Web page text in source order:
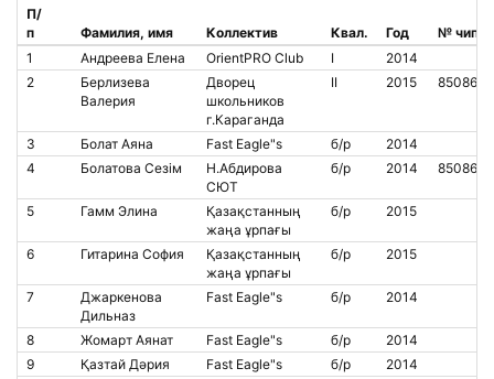
П/
п
Фамилия, имя Коллектив Квал. Год
№ чипа
1
Андреева Елена OrientPRO Club I
2014
2
Берлизева
Валерия
Дворец
школьников
г.Караганда
II 2015 8508616
3 Болат Аяна Fast Eagle"s б/р
2014
4
Болатова Сезім
Н.Абдирова
СЮТ
б/р 2014 8508603
5 Гамм Элина
Қазақстанның
жаңа ұрпағы
б/р 2015
6 Гитарина София
Қазақстанның
жаңа ұрпағы
б/р 2015
7
Джаркенова
Дильназ
Fast Eagle"s б/р 2014
8 Жомарт Аянат Fast Eagle"s б/р
2014
9
Қазтай Дәрия Fast Eagle"s б/р
2014